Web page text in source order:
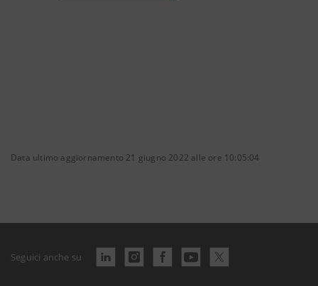
Data ultimo aggiornamento 21 giugno 2022 alle ore 10:05:04
Seguici anche su